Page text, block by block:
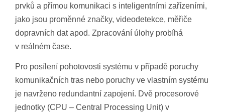
prvků a přímou komunikaci s inteligentními zařízeními,
jako jsou proměnné značky, videodetekce, měřiče
dopravních dat apod. Zpracování úlohy probíhá
v reálném čase.
Pro posílení pohotovosti systému v případě poruchy
komunikačních tras nebo poruchy ve vlastním systému
je navrženo redundantní zapojení. Dvě procesorové
jednotky (CPU – Central Processing Unit) v